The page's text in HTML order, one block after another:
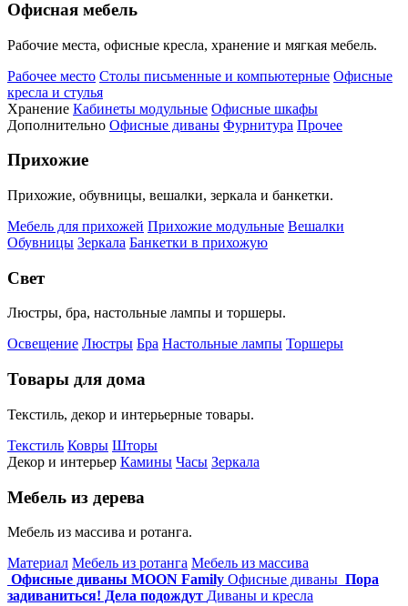
Офисная мебель
Рабочие места, офисные кресла, хранение и мягкая мебель.
Рабочее место Столы письменные и компьютерные Офисные
кресла и стулья
Хранение Кабинеты модульные Офисные шкафы
Дополнительно Офисные диваны Фурнитура Прочее
Прихожие
Прихожие, обувницы, вешалки, зеркала и банкетки.
Мебель для прихожей Прихожие модульные Вешалки
Обувницы Зеркала Банкетки в прихожую
Свет
Люстры, бра, настольные лампы и торшеры.
Освещение Люстры Бра Настольные лампы Торшеры
Товары для дома
Текстиль, декор и интерьерные товары.
Текстиль Ковры Шторы
Декор и интерьер Камины Часы Зеркала
Мебель из дерева
Мебель из массива и ротанга.
Материал Мебель из ротанга Мебель из массива
Офисные диваны MOON Family Офисные диваны Пора
задиваниться! Дела подождут Диваны и кресла